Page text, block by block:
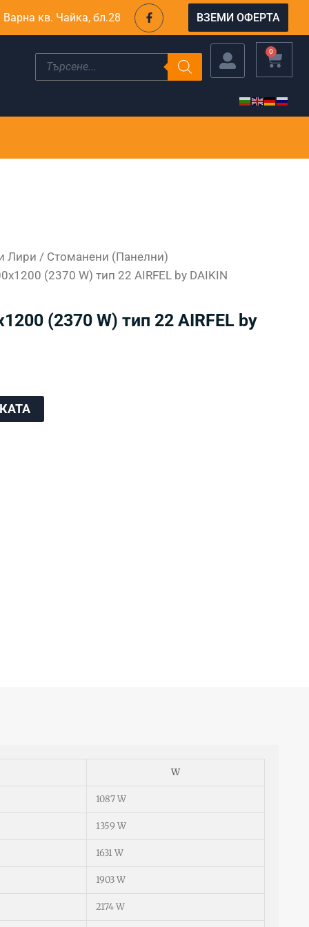
Варна кв. Чайка, бл.28
F
a
c
e
k
ВЗЕМИ ОФЕРТА
Products
search
0
CART
Лири / Стоманени (Панелни)
(2370 W) тип 22 AIRFEL by DAIKIN
(2370 W) тип 22 AIRFEL by
W
1087 W
1359 W
1631 W
1903 W
2174 W